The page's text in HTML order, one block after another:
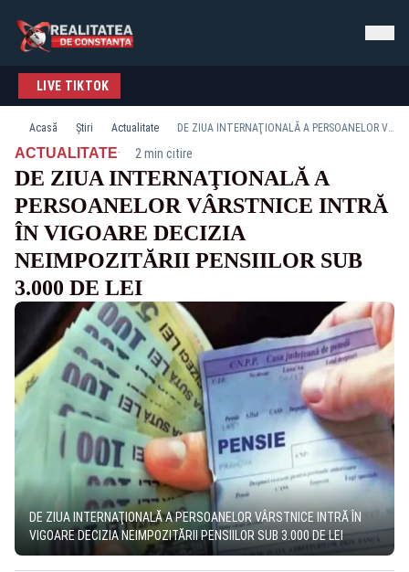
LIVE TIKTOK
Acasă Știri Actualitate DE ZIUA INTERNAŢIONALĂ A PERSOANELOR VÂRSTNICE INTRĂ ÎN VIGOARE DECIZIA NEIMPOZITĂRII PENSIILOR SUB 3.000 DE LEI
ACTUALITATE· 2 min citire
DE ZIUA INTERNAŢIONALĂ A
PERSOANELOR VÂRSTNICE INTRĂ
ÎN VIGOARE DECIZIA
NEIMPOZITĂRII PENSIILOR SUB
3.000 DE LEI
DE ZIUA INTERNAŢIONALĂ A PERSOANELOR VÂRSTNICE INTRĂ ÎN
VIGOARE DECIZIA NEIMPOZITĂRII PENSIILOR SUB 3.000 DE LEI